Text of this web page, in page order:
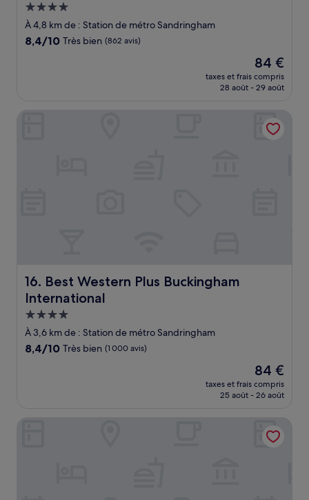
Hébergement
4.0 étoiles
À 4,8 km de : Station de métro Sandringham
8.4
8,4/10 Très bien (862 avis)
Le
nouveau
prix
de
84 €
84 €
taxes et frais compris
28 août - 29 août
16. Best Western Plus Buckingham
International
Best Western Plus Buckingham International
Hébergement
4.0 étoiles
À 3,6 km de : Station de métro Sandringham
8.4
8,4/10 Très bien (1 000 avis)
Le
nouveau
prix
de
84 €
84 €
taxes et frais compris
25 août - 26 août